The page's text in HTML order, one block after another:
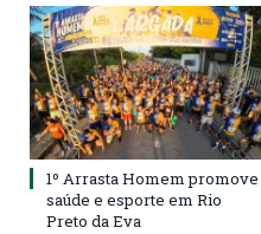
1º Arrasta Homem promove
saúde e esporte em Rio
Preto da Eva